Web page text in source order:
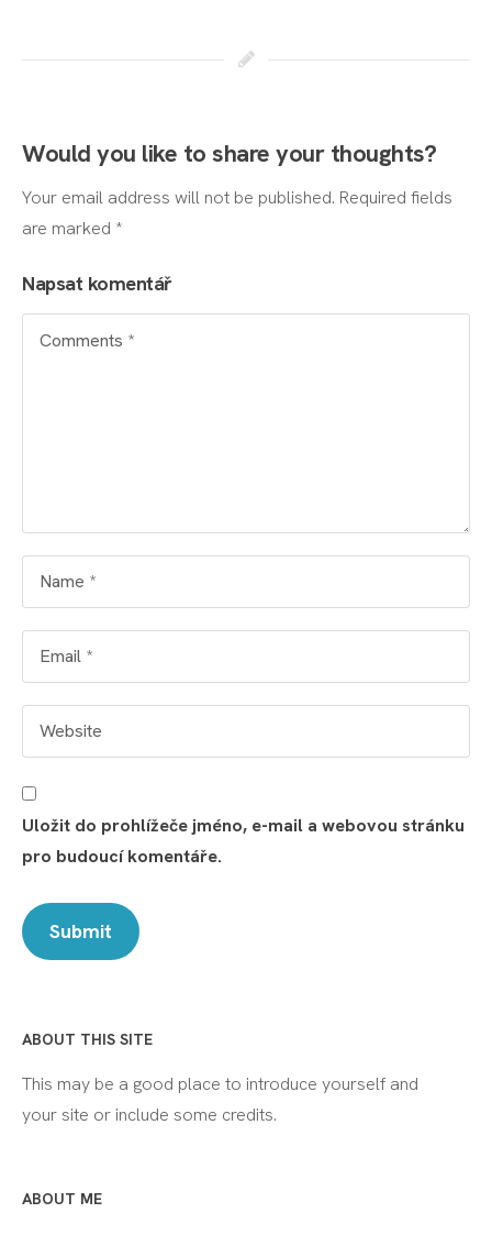
Would you like to share your thoughts?
Your email address will not be published. Required fields
are marked *
Napsat komentář
Uložit do prohlížeče jméno, e-mail a webovou stránku
pro budoucí komentáře.
ABOUT THIS SITE
This may be a good place to introduce yourself and
your site or include some credits.
ABOUT ME